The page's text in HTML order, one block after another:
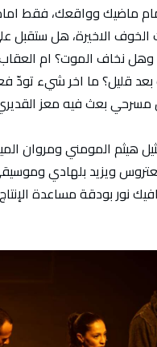
ماضيك وواقعك، فقط
الاخيرة، هل ستقبل
نخاف الموت؟ ام
قليل؟ ما اخر شيء تودّ
مسرحي بعث فيه معز
هيثم المومني ومروان
ويزيد بلهادي
نور بودقة مساعدة